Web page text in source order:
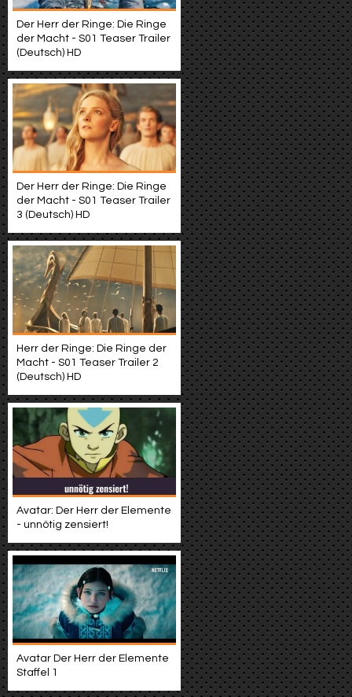
Der Herr der Ringe: Die Ringe
der Macht - S01 Teaser Trailer
(Deutsch) HD
Der Herr der Ringe: Die Ringe
der Macht - S01 Teaser Trailer
3 (Deutsch) HD
Herr der Ringe: Die Ringe der
Macht - S01 Teaser Trailer 2
(Deutsch) HD
Avatar: Der Herr der Elemente
- unnötig zensiert!
Avatar Der Herr der Elemente
Staffel 1